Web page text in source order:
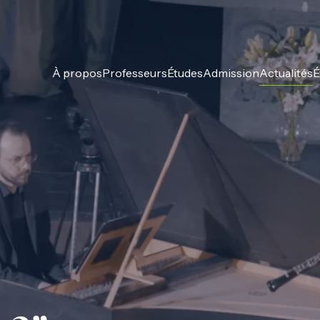
À proposProfesseursÉtudesAdmissionActualités